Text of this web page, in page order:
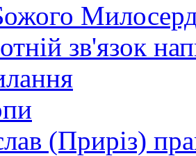
зв'язок
(Приріз)